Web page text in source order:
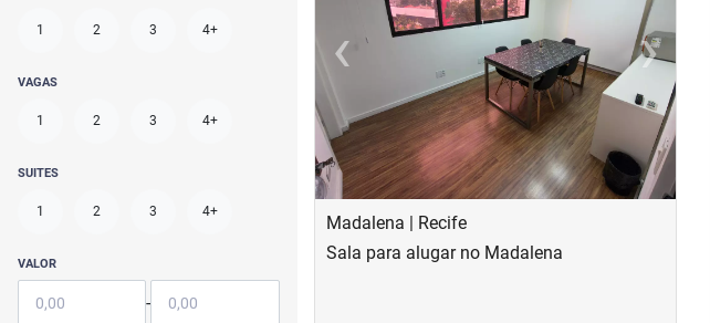
1 2 3 4+
VAGAS
1 2 3 4+
SUITES
1 2 3 4+
VALOR
-
‹Previous ›Next
Madalena | Recife
Sala para alugar no Madalena